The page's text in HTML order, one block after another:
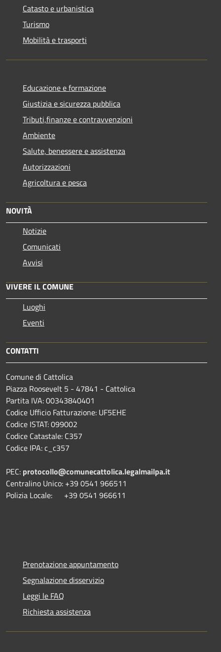
Catasto e urbanistica
Turismo
Mobilità e trasporti
Educazione e formazione
Giustizia e sicurezza pubblica
Tributi,finanze e contravvenzioni
Ambiente
Salute, benessere e assistenza
Autorizzazioni
Agricoltura e pesca
NOVITÀ
Notizie
Comunicati
Avvisi
VIVERE IL COMUNE
Luoghi
Eventi
CONTATTI
Comune di Cattolica
Piazza Roosevelt 5 - 47841 - Cattolica
Partita IVA: 00343840401
Codice Ufficio Fatturazione: UF5EHE
Codice ISTAT: 099002
Codice Catastale: C357
Codice IPA: c_c357
PEC: protocollo@comunecattolica.legalmailpa.it
Centralino Unico: +39 0541 966511
Polizia Locale: +39 0541 966611
Prenotazione appuntamento
Segnalazione disservizio
Leggi le FAQ
Richiesta assistenza